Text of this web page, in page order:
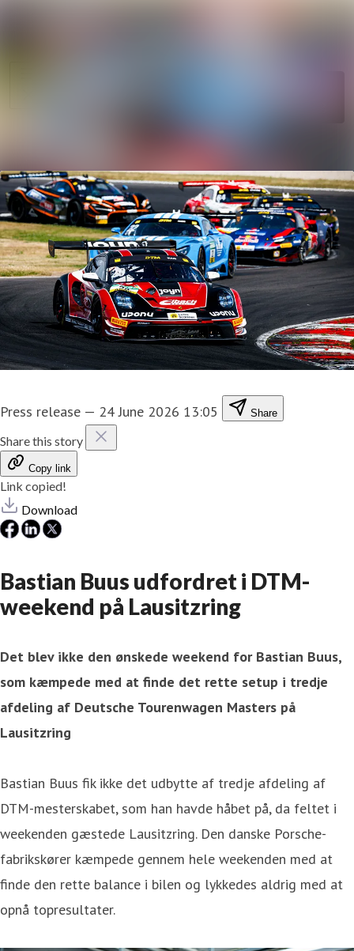
Press release — 24 June 2026 13:05 Share
Share this story
Copy link
Link copied!
Download
Bastian Buus udfordret i DTM-
weekend på Lausitzring
Det blev ikke den ønskede weekend for Bastian Buus,
som kæmpede med at finde det rette setup i tredje
afdeling af Deutsche Tourenwagen Masters på
Lausitzring
Bastian Buus fik ikke det udbytte af tredje afdeling af
DTM-mesterskabet, som han havde håbet på, da feltet i
weekenden gæstede Lausitzring. Den danske Porsche-
fabrikskører kæmpede gennem hele weekenden med at
finde den rette balance i bilen og lykkedes aldrig med at
opnå topresultater.